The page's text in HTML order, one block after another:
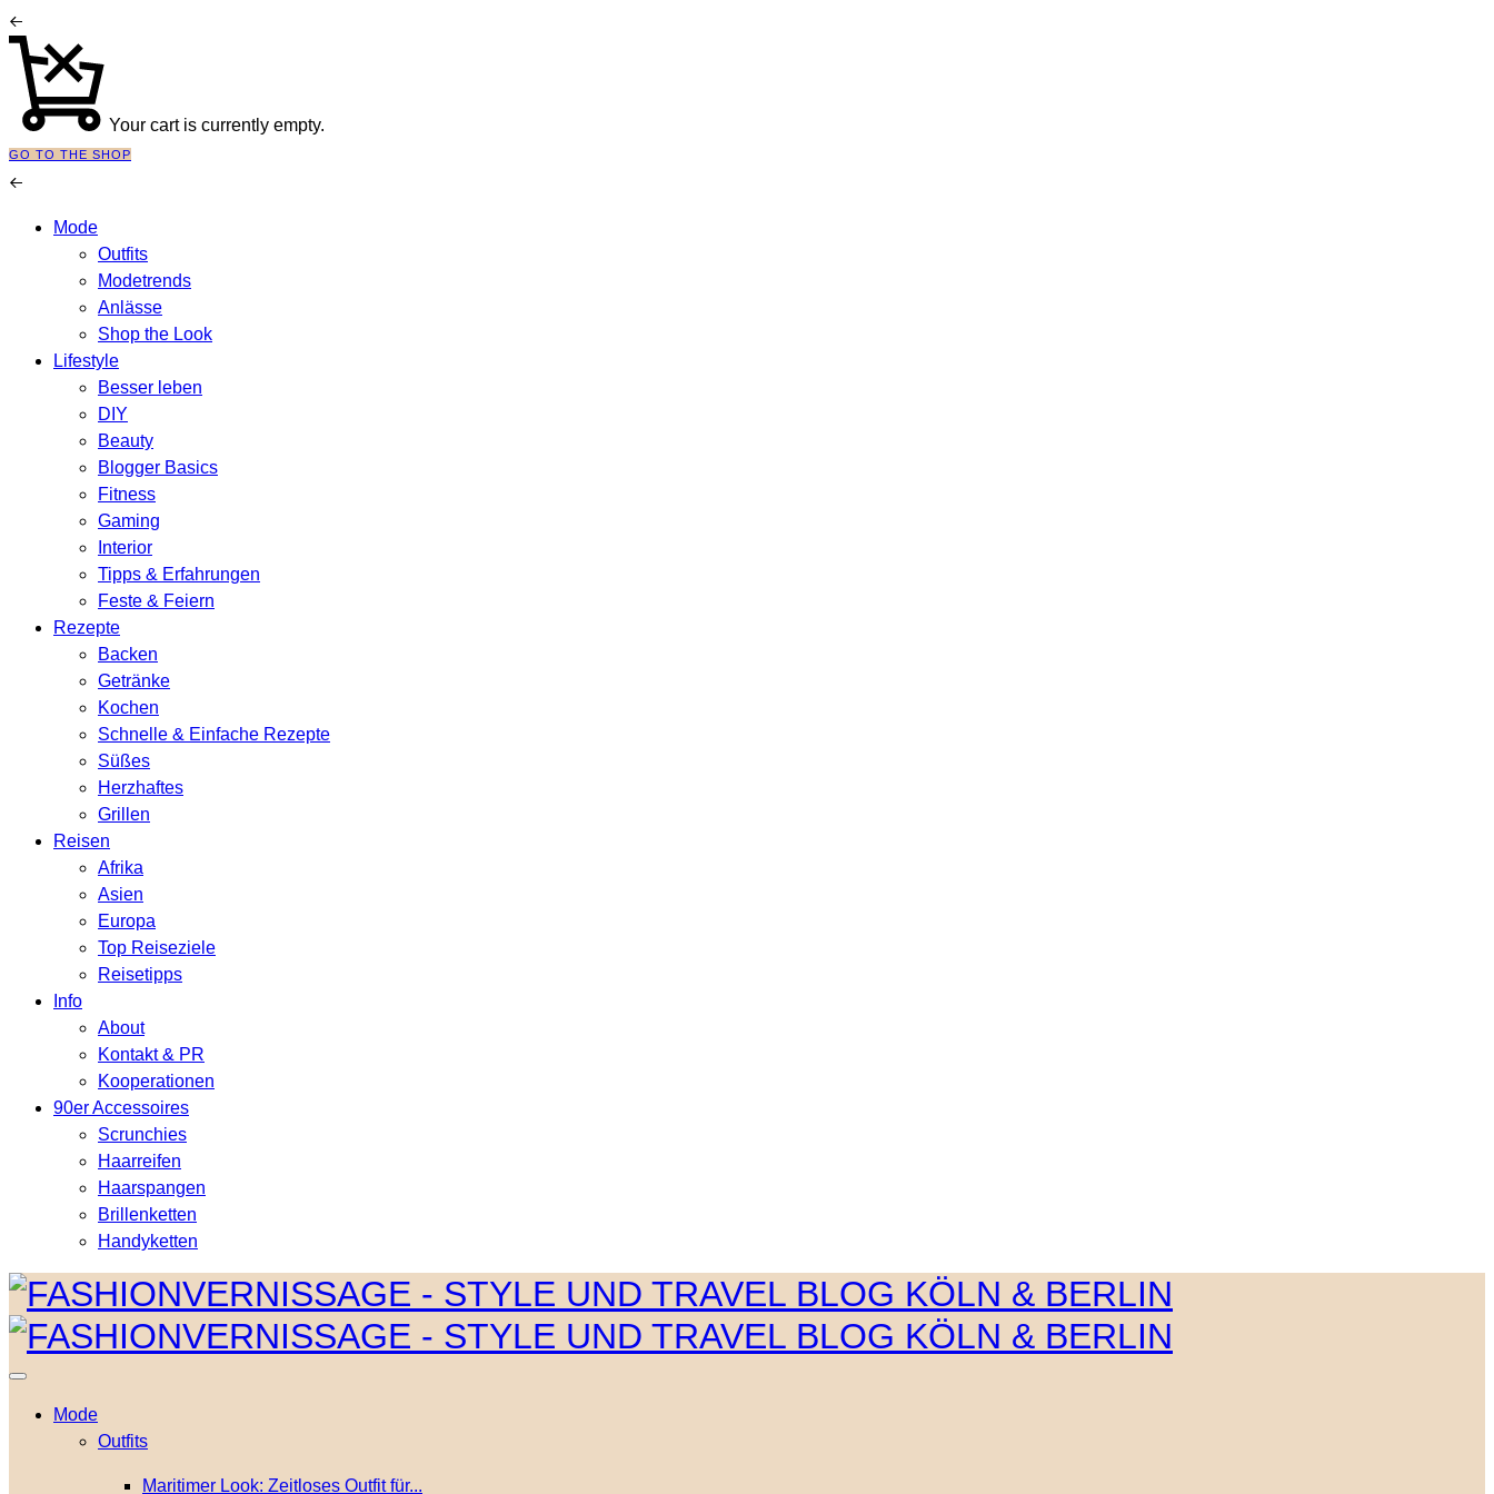
Your cart is currently empty.
GO TO THE SHOP
Mode
Outfits
Modetrends
Anlässe
Shop the Look
Lifestyle
Besser leben
DIY
Beauty
Blogger Basics
Fitness
Gaming
Interior
Tipps & Erfahrungen
Feste & Feiern
Rezepte
Backen
Getränke
Kochen
Schnelle & Einfache Rezepte
Süßes
Herzhaftes
Grillen
Reisen
Afrika
Asien
Europa
Top Reiseziele
Reisetipps
Info
About
Kontakt & PR
Kooperationen
90er Accessoires
Scrunchies
Haarreifen
Haarspangen
Brillenketten
Handyketten
Mode
Outfits
Maritimer Look: Zeitloses Outfit für...